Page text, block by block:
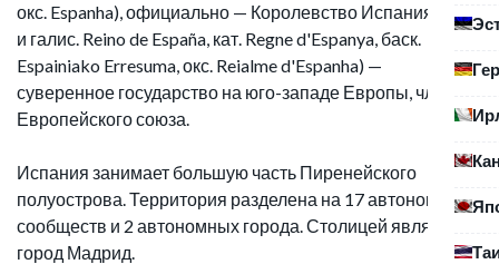
окс. Espanha), официально — Королевство Испания (исп.
и галис. Reino de España, кат. Regne d'Espanya, баск.
Espainiako Erresuma, окс. Reialme d'Espanha) —
суверенное государство на юго-западе Европы, член
Европейского союза.
Испания занимает большую часть Пиренейского
полуострова. Территория разделена на 17 автономных
сообществ и 2 автономных города. Столицей является
город Мадрид.